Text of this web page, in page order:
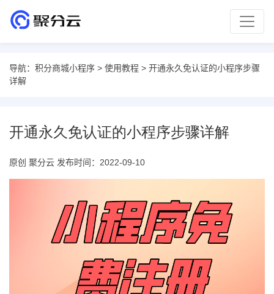
导航： 积分商城小程序 > 使用教程 > 开通永久免认证的小程序步骤
详解
开通永久免认证的小程序步骤详解
原创 聚分云 发布时间：2022-09-10